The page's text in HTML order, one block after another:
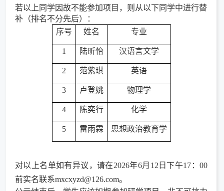
若以上同学因故不能参加项目，则从以下同学中进行替
补（排名不分先后）：
序号
姓名 专业
1 陆昕怡 汉语言文学
2 范紫琪 英语
3 卢登姚 物理学
4 陈奕行 化学
5 雷雨霖 思想政治教育学
对以上名单如有异议，请在2026年6月 12 日下午17 ：00
前实名联系mxcxyzd@126.com。